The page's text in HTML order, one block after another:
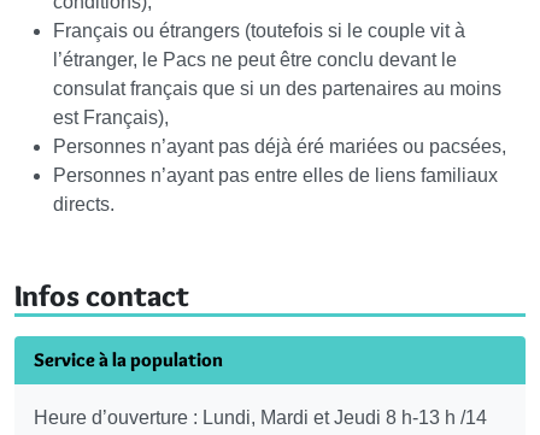
Français ou étrangers (toutefois si le couple vit à
l’étranger, le Pacs ne peut être conclu devant le
consulat français que si un des partenaires au moins
est Français),
Personnes n’ayant pas déjà éré mariées ou pacsées,
Personnes n’ayant pas entre elles de liens familiaux
directs.
Infos contact
Service à la population
Heure d’ouverture : Lundi, Mardi et Jeudi 8 h-13 h /14